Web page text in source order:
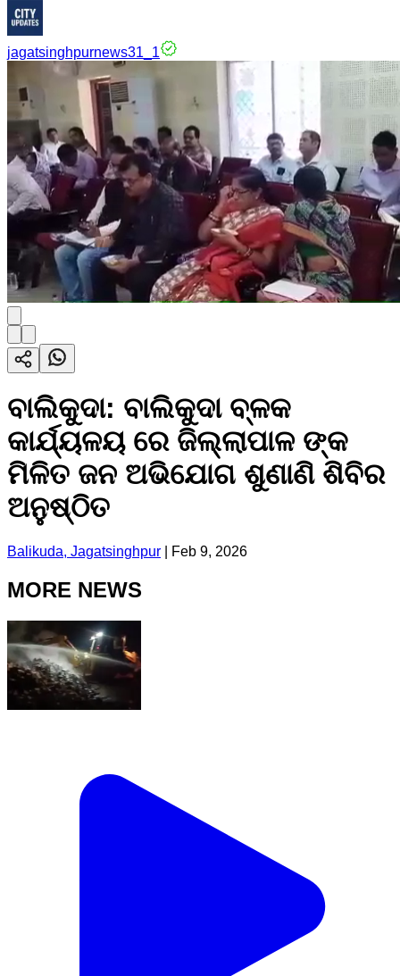
jagatsinghpurnews31_1
ବାଲିକୁଦା: ବାଲିକୁଦା ବ୍ଳକ
କାର୍ଯ୍ୟଳୟ ରେ ଜିଲ୍ଲାପାଳ ଙ୍କ
ମିଳିତ ଜନ ଅଭିଯୋଗ ଶୁଣାଣି ଶିବିର
ଅନୁଷ୍ଠିତ
Balikuda, Jagatsinghpur Feb 9, 2026
MORE NEWS